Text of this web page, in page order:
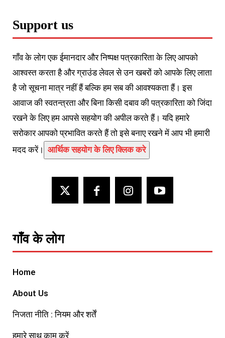
Support us
गाँव के लोग एक ईमानदार और निष्पक्ष पत्रकारिता के लिए आपको
आश्वस्त करता है और ग्राउंड लेवल से उन खबरों को आपके लिए लाता
है जो सूचना मात्र नहीं हैं बल्कि हम सब की आवश्यकता हैं। इस
आवाज की स्वतन्त्रता और बिना किसी दबाव की पत्रकारिता को जिंदा
रखने के लिए हम आपसे सहयोग की अपील करते हैं। यदि हमारे
सरोकार आपको प्रभावित करते हैं तो इसे बनाए रखने में आप भी हमारी
मदद करें। आर्थिक सहयोग के लिए क्लिक करे
गाँव के लोग
Home
About Us
निजता नीति : नियम और शर्तें
हमारे साथ काम करें